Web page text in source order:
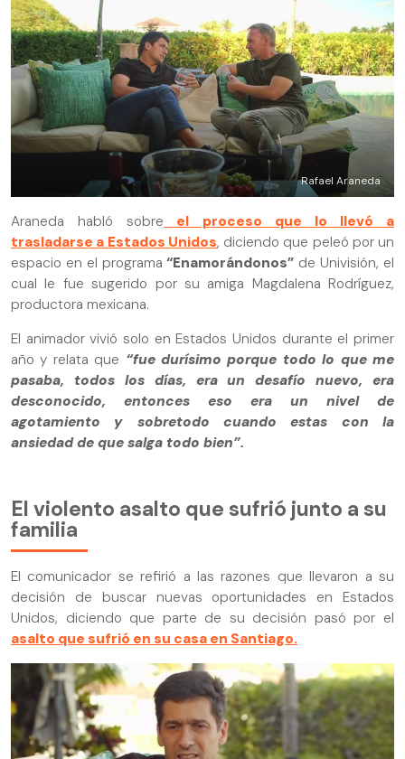
Rafael Araneda
Araneda habló sobre el proceso que lo llevó a
trasladarse a Estados Unidos, diciendo que peleó por un
espacio en el programa “Enamorándonos” de Univisión, el
cual le fue sugerido por su amiga Magdalena Rodríguez,
productora mexicana.
El animador vivió solo en Estados Unidos durante el primer
año y relata que “fue durísimo porque todo lo que me
pasaba, todos los días, era un desafío nuevo, era
desconocido, entonces eso era un nivel de
agotamiento y sobretodo cuando estas con la
ansiedad de que salga todo bien”.
El violento asalto que sufrió junto a su
familia
El comunicador se refirió a las razones que llevaron a su
decisión de buscar nuevas oportunidades en Estados
Unidos, diciendo que parte de su decisión pasó por el
asalto que sufrió en su casa en Santiago.